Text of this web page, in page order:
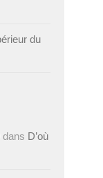
du
dans D’où